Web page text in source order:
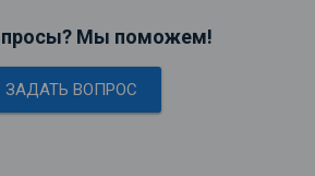
Мы поможем!
ЗАДАТЬ ВОПРОС